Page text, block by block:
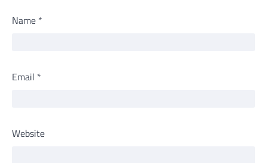
Name *
Email *
Website